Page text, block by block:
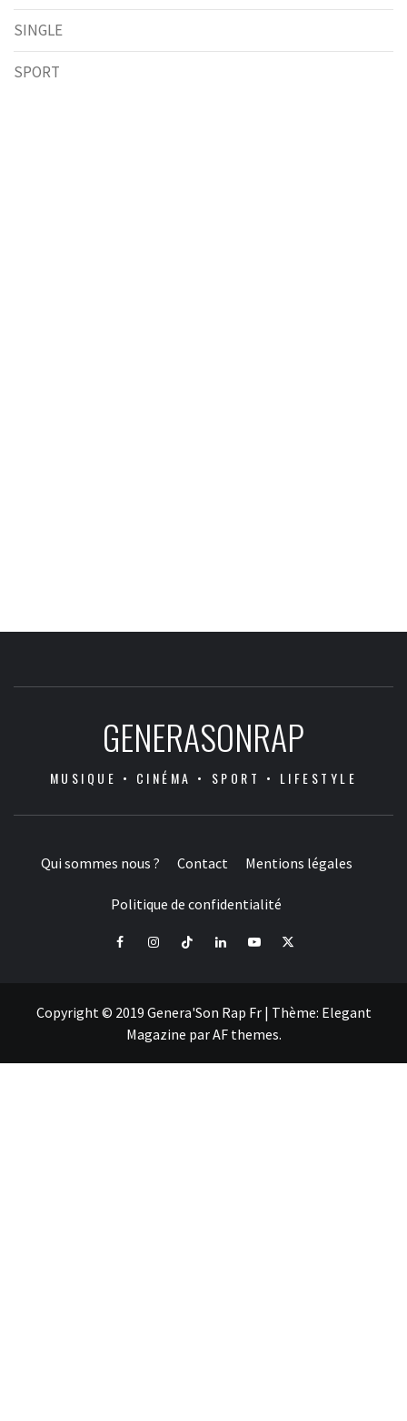
SINGLE
SPORT
GENERASONRAP
MUSIQUE • CINÉMA • SPORT • LIFESTYLE
Qui sommes nous ? Contact Mentions légales
Politique de confidentialité
FacebookInstagramTiktok LinkedInYoutube
X
Copyright © 2019 Genera'Son Rap Fr | Thème: Elegant
Magazine parAF themes.